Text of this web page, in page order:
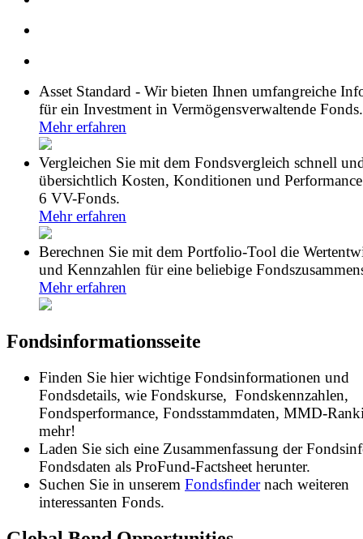
Asset Standard - Wir bieten Ihnen umfangreiche
für ein Investment in Vermögensverwaltende Fonds.
Mehr erfahren
Vergleichen Sie mit dem Fondsvergleich schnell
übersichtlich Kosten, Konditionen und
6 VV-Fonds.
Mehr erfahren
Berechnen Sie mit dem Portfolio-Tool die
und Kennzahlen für eine beliebige
Mehr erfahren
Fondsinformationsseite
Finden Sie hier wichtige Fondsinformationen und
Fondsdetails, wie Fondskurse, Fondskennzahlen,
Fondsperformance, Fondsstammdaten, MMD-
mehr!
Laden Sie sich eine Zusammenfassung der
Fondsdaten als ProFund-Factsheet herunter.
Suchen Sie in unserem Fondsfindernach weiteren
interessanten Fonds.